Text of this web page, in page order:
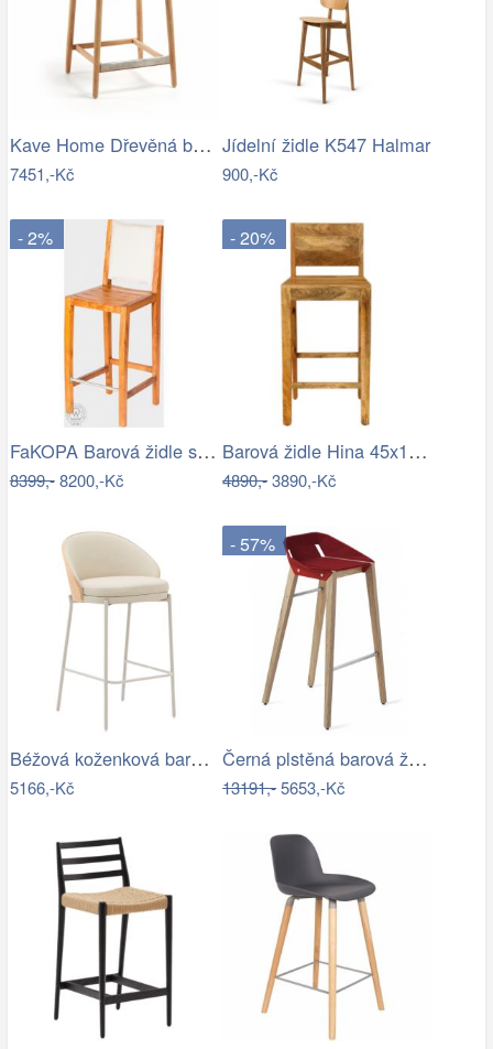
Kave Home Dřevěná barová židle Nina 62…
7451,-Kč
Jídelní židle K547 Halmar
900,-Kč
- 2%
FaKOPA Barová židle s opěradlem z…
8399,-8200,-Kč
- 20%
Barová židle Hina 45x105x45 z mangového…
4890,-3890,-Kč
Béžová koženková barová židle Kave Home…
5166,-Kč
- 57%
Černá plstěná barová židle Tabanda…
13191,-5653,-Kč